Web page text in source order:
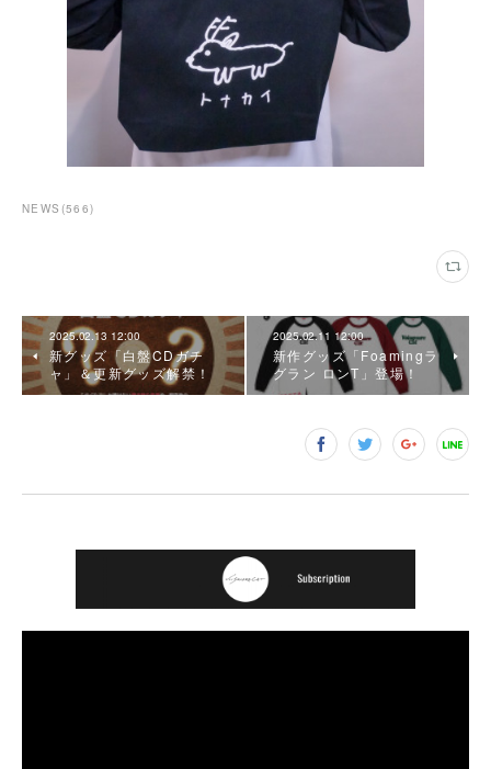
NEWS (566)
2025.02.13 12:00
新グッズ「白盤CDガチ
ャ」＆更新グッズ解禁！
2025.02.11 12:00
新作グッズ「Foamingラ
グラン ロンT」登場！